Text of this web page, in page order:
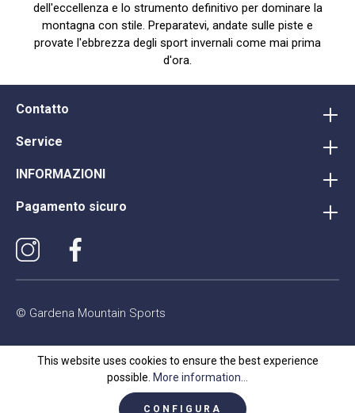
dell'eccellenza e lo strumento definitivo per dominare la
montagna con stile. Preparatevi, andate sulle piste e
provate l'ebbrezza degli sport invernali come mai prima
d'ora.
Contatto
Service
INFORMAZIONI
Pagamento sicuro
© Gardena Mountain Sports
This website uses cookies to ensure the best experience
possible. More information...
CONFIGURA